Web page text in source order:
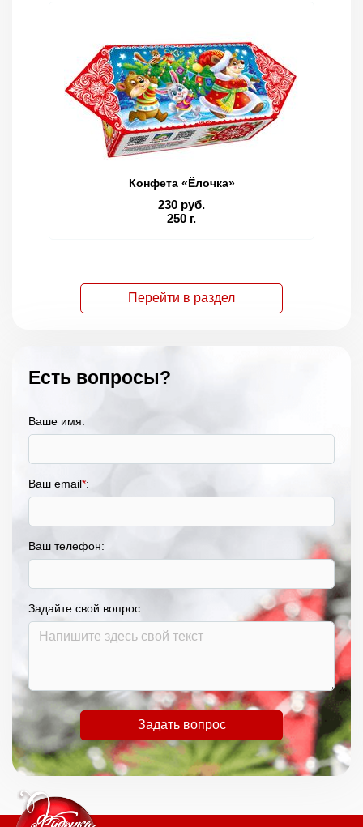
Конфета «Ёлочка»
230 руб.
250 г.
Перейти в раздел
Есть вопросы?
Ваше имя:
Ваш email*:
Ваш телефон:
Задайте свой вопрос
Задать вопрос